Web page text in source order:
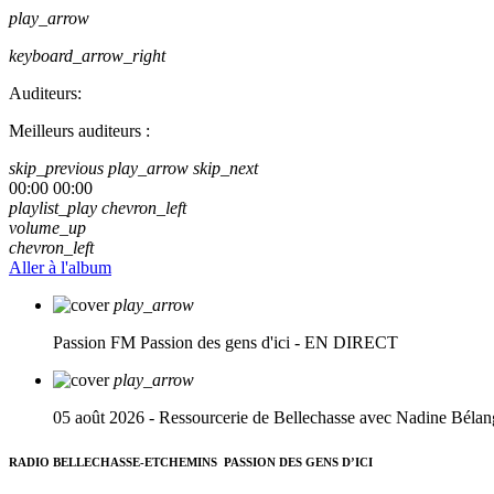
play_arrow
keyboard_arrow_right
Auditeurs:
Meilleurs auditeurs :
skip_previous play_arrow skip_next
00:00 00:00
playlist_play chevron_left
volume_up
chevron_left
Aller à l'album
play_arrow
Passion FM Passion des gens d'ici - EN DIRECT
play_arrow
05 août 2026 - Ressourcerie de Bellechasse avec Nadine
RADIO BELLECHASSE-ETCHEMINS PASSION DES GENS D’ICI